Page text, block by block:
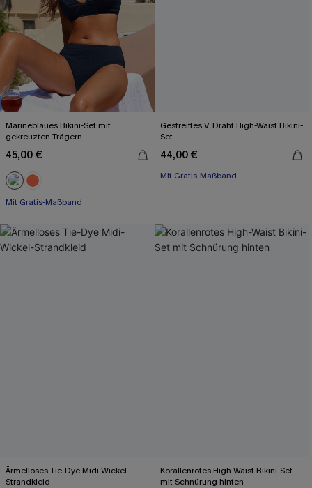
Marineblaues Bikini-Set mit
gekreuzten Trägern
45,00 €
Mit Gratis-Maßband
Gestreiftes V-Draht High-Waist Bikini-
Set
44,00 €
Mit Gratis-Maßband
Ärmelloses Tie-Dye Midi-Wickel-
Strandkleid
Korallenrotes High-Waist Bikini-Set
mit Schnürung hinten